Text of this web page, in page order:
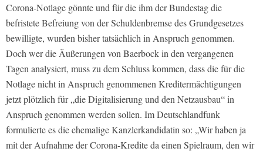
Corona-Notlage gönnte und für die ihm der Bundestag die
befristete Befreiung von der Schuldenbremse des Grundgesetzes
bewilligte, wurden bisher tatsächlich in Anspruch genommen.
Doch wer die Äußerungen von Baerbock in den vergangenen
Tagen analysiert, muss zu dem Schluss kommen, dass die für die
Notlage nicht in Anspruch genommenen Kreditermächtigungen
jetzt plötzlich für „die Digitalisierung und den Netzausbau“ in
Anspruch genommen werden sollen. Im Deutschlandfunk
formulierte es die ehemalige Kanzlerkandidatin so: „Wir haben ja
mit der Aufnahme der Corona-Kredite da einen Spielraum, den wir